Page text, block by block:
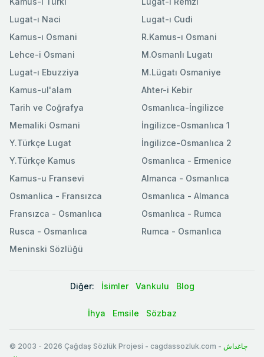
Lugat-ı Naci
Kamus-ı Osmani
Lehce-i Osmani
Lugat-ı Ebuzziya
Lugat-ı Cudi
R.Kamus-ı Osmani
M.Osmanlı Lugatı
M.Lügatı Osmaniye
Kamus-ul'alam
Tarih ve Coğrafya
Memaliki Osmani
Y.Türkçe Lugat
Y.Türkçe Kamus
Ahter-i Kebir
Osmanlıca-İngilizce
İngilizce-Osmanlıca 1
İngilizce-Osmanlıca 2
Osmanlıca - Ermenice
Kamus-u Fransevi
Osmanlica - Fransızca
Fransızca - Osmanlıca
Rusca - Osmanlıca
Meninski Sözlüğü
Almanca - Osmanlıca
Osmanlıca - Almanca
Osmanlıca - Rumca
Rumca - Osmanlıca
Diğer: İsimler Vankulu Blog
İhya Emsile Sözbaz
© 2003 - 2026 Çağdaş Sözlük Projesi - cagdassozluk.com - چاغداش